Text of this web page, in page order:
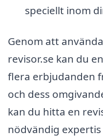
speciellt inom
Genom att
revisor.se kan du
flera erbjudanden
och dess
kan du hitta en
nödvändig